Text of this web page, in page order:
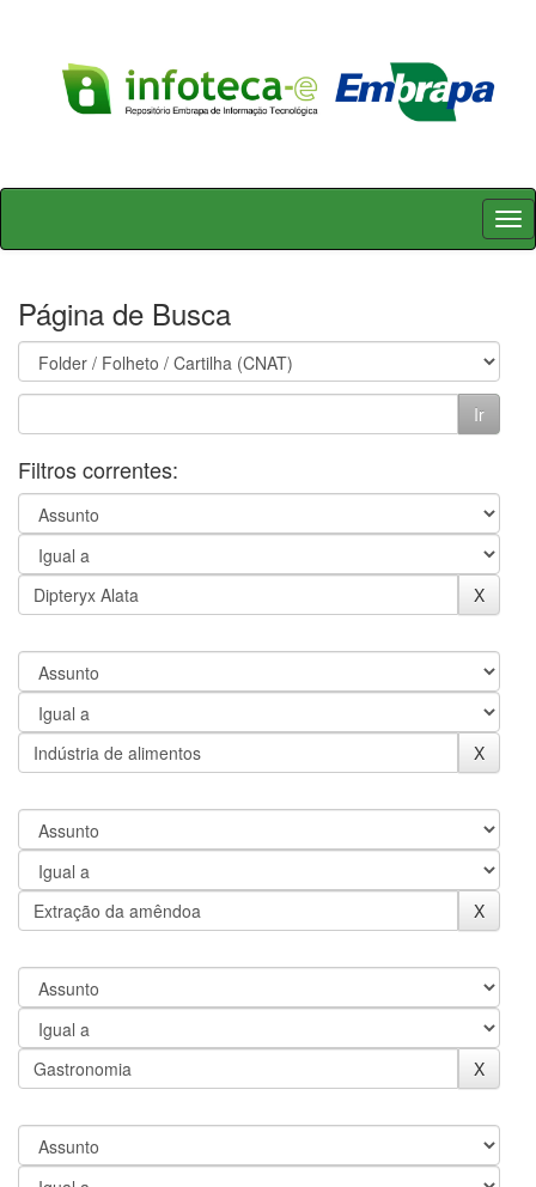
Skip
Página de Busca
Filtros correntes: